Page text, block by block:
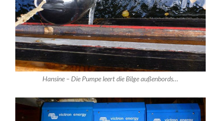
Hansine – Die Pumpe leert die Bilge außenbords…